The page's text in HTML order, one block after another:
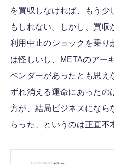
を買収しなければ、もう少
もしれない。しかし、買
利用中止のショックを乗り
は怪しいし、METAのアー
ベンダーがあったとも思え
ずれ消える運命にあったの
方が、結局ビジネスになら
らった、というのは正直不